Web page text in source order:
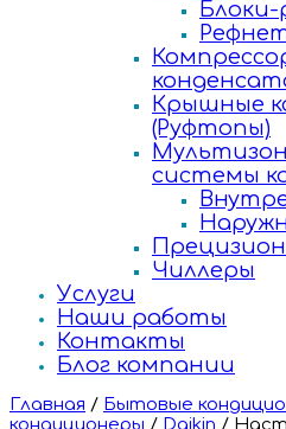
Крышные
(Руфтопы)
системы
Чиллеры
Услуги
Наши работы
Контакты
Блог компании
Главная / Бытовые
кондиционеры / Daikin /